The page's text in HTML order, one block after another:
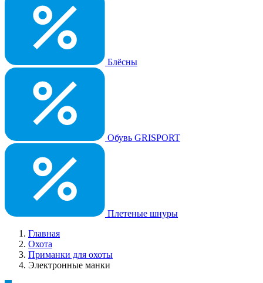
Блёсны
Обувь GRISPORT
Плетеные шнуры
Главная
Охота
Приманки для охоты
Электронные манки